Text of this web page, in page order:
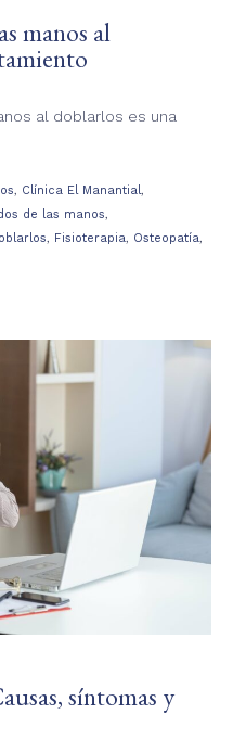
manos al
al doblarlos es una
, Clínica El Manantial,
de las manos,
, Fisioterapia, Osteopatía,
síntomas y